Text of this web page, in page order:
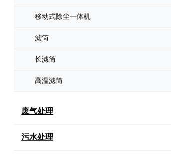
移动式除尘一体机
滤筒
长滤筒
高温滤筒
废气处理
污水处理